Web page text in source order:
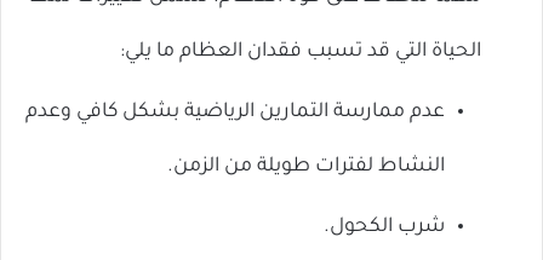
الحياة التي قد تسبب فقدان العظام ما يلي:
عدم ممارسة التمارين الرياضية بشكل كافي وعدم
النشاط لفترات طويلة من الزمن.
شرب الكحول.